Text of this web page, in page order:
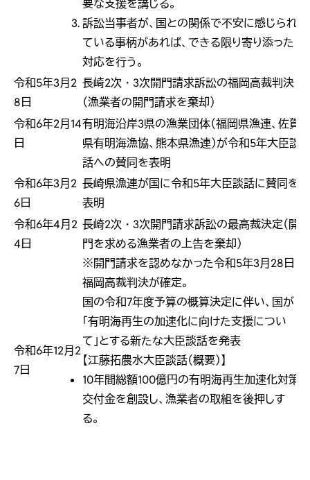
要な支援を講じる。
訴訟当事者が、国との関係で不安に感じられ
ている事柄があれば、できる限り寄り添った
対応を行う。
令和5年3月2
8日
長崎2次・3次開門請求訴訟の福岡高裁判決
（漁業者の開門請求を棄却）
令和6年2月14
日
有明海沿岸3県の漁業団体（福岡県漁連、佐賀
県有明海漁協、熊本県漁連）が令和5年大臣談
話への賛同を表明
令和6年3月2
6日
長崎県漁連が国に令和5年大臣談話に賛同を
表明
令和6年4月2
4日
長崎2次・3次開門請求訴訟の最高裁決定（開
門を求める漁業者の上告を棄却）
※開門請求を認めなかった令和5年3月28日
福岡高裁判決が確定。
令和6年12月2
7日
国の令和7年度予算の概算決定に伴い、国が
「有明海再生の加速化に向けた支援につい
て」とする新たな大臣談話を発表
【江藤拓農水大臣談話（概要）】
10年間総額100億円の有明海再生加速化対策
交付金を創設し、漁業者の取組を後押しす
る。